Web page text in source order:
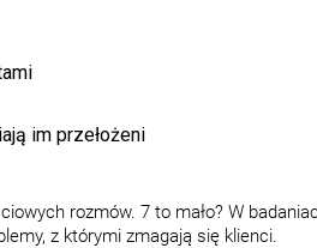
im przełożeni
rozmów. 7 to mało? W
z którymi zmagają się klienci.